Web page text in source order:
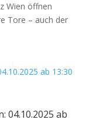
Wien öffnen
Tore – auch der
04.10.2025 ab